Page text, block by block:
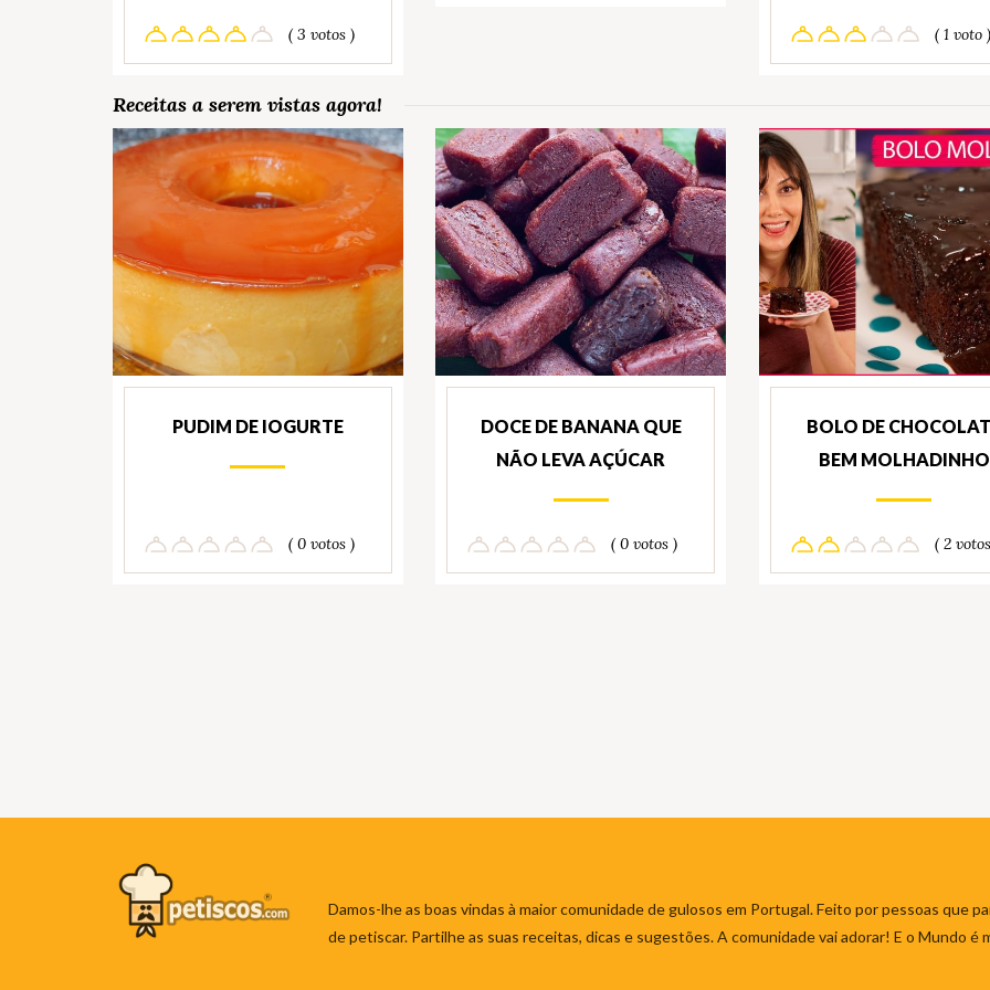
( 3 votos ) ( 1 voto )
Receitas a serem vistas agora!
PUDIM DE IOGURTE
( 0 votos )
DOCE DE BANANA QUE
NÃO LEVA AÇÚCAR
( 0 votos )
BOLO DE
BEM MOLHADINHO
( 2
Damos-lhe as boas vindas à maior comunidade de gulosos em Portugal. Feito por pessoas que
de petiscar. Partilhe as suas receitas, dicas e sugestões. A comunidade vai adorar! E o Mundo é